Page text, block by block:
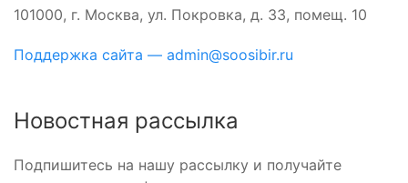
101000, г. Москва, ул. Покровка, д. 33, помещ. 10
Поддержка сайта — admin@soosibir.ru
Новостная рассылка
Подпишитесь на нашу рассылку и получайте